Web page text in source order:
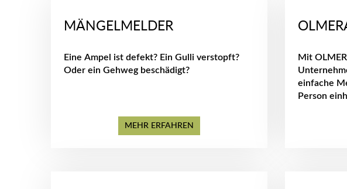
MÄNGELMELDER
Eine Ampel ist defekt? Ein Gulli verstopft?
Oder ein Gehweg beschädigt?
MEHR ERFAHREN
Mit
einfache
Person